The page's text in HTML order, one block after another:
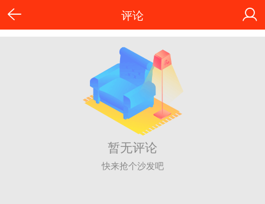
评论
暂无评论
快来抢个沙发吧